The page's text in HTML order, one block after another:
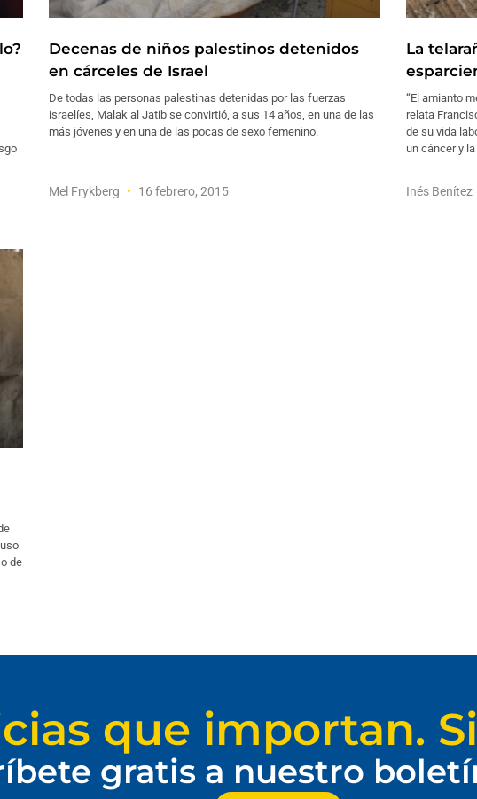
Decenas de niños palestinos detenidos
en cárceles de Israel
De todas las personas palestinas detenidas por las fuerzas
israelíes, Malak al Jatib se convirtió, a sus 14 años, en una de las
más jóvenes y en una de las pocas de sexo femenino.
Mel Frykberg 16 febrero, 2015
La
“El amianto
relata
de su vida
un cáncer y la
Inés Benítez
de
que importan.
gratis a nuestro